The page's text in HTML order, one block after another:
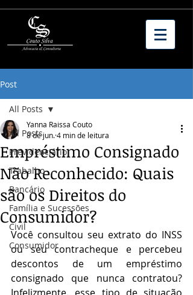
Post
All Posts
Previdenciário
Trabalho
Bancário
Família e Sucessões
Civil
Consumidor
All Posts
Empréstimo Consignado
Não Reconhecido: Quais
são os Direitos do
Consumidor?
Yanna Raissa Couto
8 de jun.4 min de leitura
Você consultou seu extrato do INSS
ou seu contracheque e percebeu
descontos de um empréstimo
consignado que nunca contratou?